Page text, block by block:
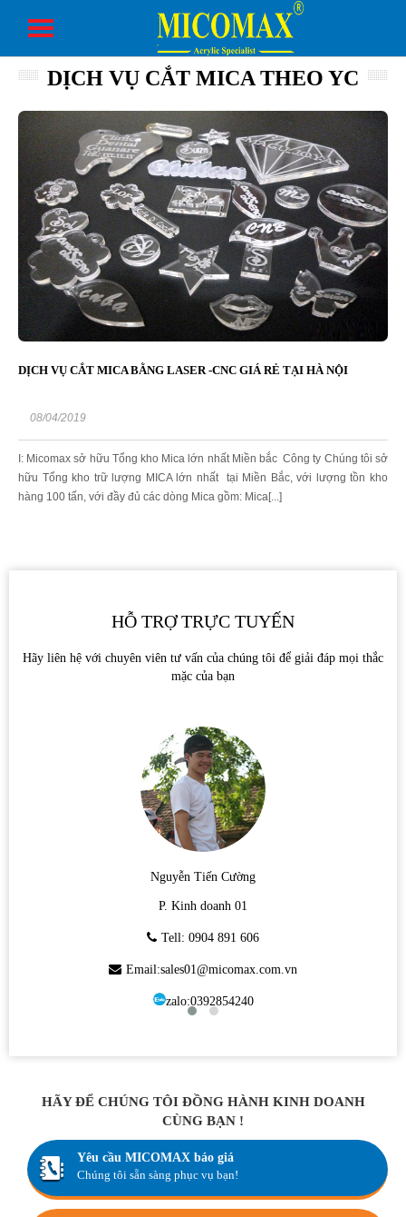
DỊCH VỤ CẮT MICA THEO YC
DỊCH VỤ CẮT MICA BẰNG LASER -CNC GIÁ RẺ TẠI HÀ NỘI
08/04/2019
I: Micomax sở hữu Tổng kho Mica lớn nhất Miền bắc Công ty Chúng tôi sở
hữu Tổng kho trữ lượng MICA lớn nhất tại Miền Bắc, với lượng tồn kho
hàng 100 tấn, với đầy đủ các dòng Mica gồm: Mica[...]
HỖ TRỢ TRỰC TUYẾN
Hãy liên hệ với chuyên viên tư vấn của chúng tôi để giải đáp mọi thắc
mặc của bạn
Nguyễn Tiến Cường
P. Kinh doanh 01
Tell: 0904 891 606
Email:sales01@micomax.com.vn
zalo:0392854240
HÃY ĐỂ CHÚNG TÔI ĐỒNG HÀNH KINH DOANH
CÙNG BẠN !
Yêu cầu MICOMAX báo giá
Chúng tôi sẵn sàng phục vụ bạn!